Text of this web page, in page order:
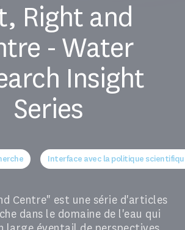
Right and
- Water
Insight
Series
Interface avec la politique
Centre" est une série d'articles
dans le domaine de l'eau qui